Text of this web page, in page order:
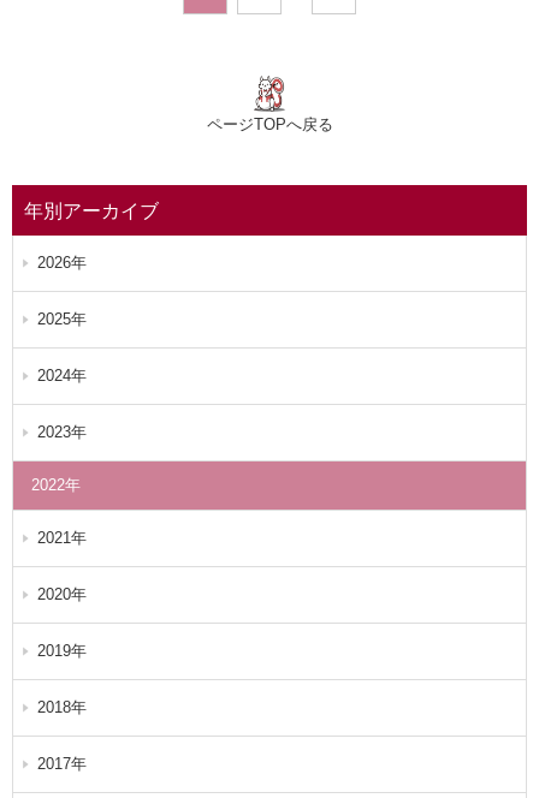
ページTOPへ戻る
年別アーカイブ
2026年
2025年
2024年
2023年
2022年
2021年
2020年
2019年
2018年
2017年